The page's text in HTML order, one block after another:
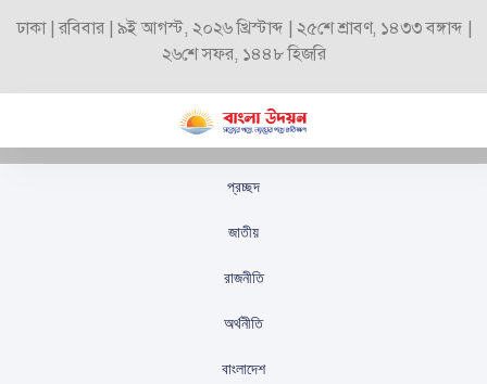
ঢাকা | রবিবার | ৯ই আগস্ট, ২০২৬ খ্রিস্টাব্দ | ২৫শে শ্রাবণ, ১৪৩৩ বঙ্গাব্দ |
২৬শে সফর, ১৪৪৮ হিজরি
প্রচ্ছদ
জাতীয়
রাজনীতি
অর্থনীতি
বাংলাদেশ
রুনা খান: নারীদের
ক্যারিয়ার ব্যক্তিগত সম্পর্কের
মাধ্যমে গড়ে ওঠে না
প্রকাশিতঃঅক্টোবর ৭, ২০২৫